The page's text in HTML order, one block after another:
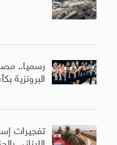
رسميا.. مصر
البرونزية
تفجيرات